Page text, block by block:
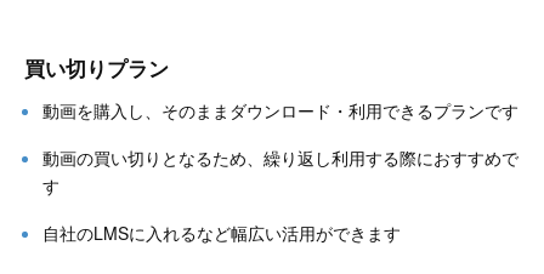
買い切りプラン
動画を購入し、そのままダウンロード・利用できるプランです
動画の買い切りとなるため、繰り返し利用する際におすすめで
す
自社のLMSに入れるなど幅広い活用ができます